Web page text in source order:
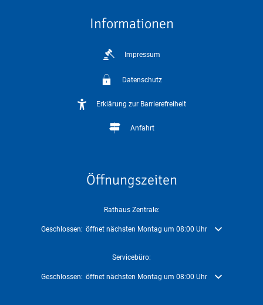
Informationen
Impressum
Datenschutz
Erklärung zur Barrierefreiheit
Anfahrt
Öffnungszeiten
Rathaus Zentrale:
Klicken, um weitere Öffnungs- oder Schließzeiten auszublenden
Geschlossen: öffnet nächsten Montag um 08:00 Uhr
Servicebüro:
Klicken, um weitere Öffnungs- oder Schließzeiten auszublenden
Geschlossen: öffnet nächsten Montag um 08:00 Uhr